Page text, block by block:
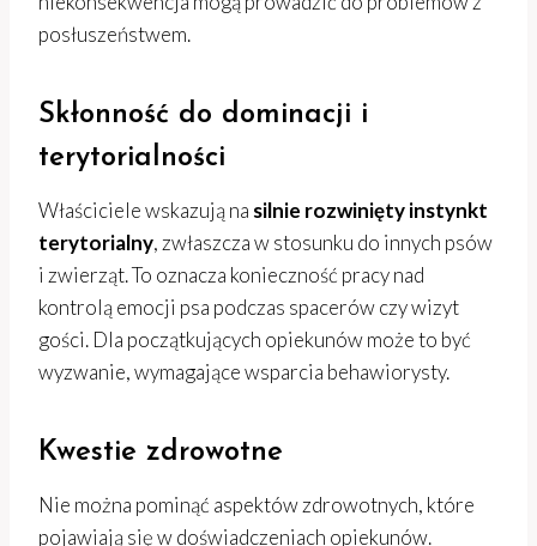
posłuszeństwem.
Skłonność do dominacji i
terytorialności
Właściciele wskazują na silnie rozwinięty instynkt
terytorialny, zwłaszcza w stosunku do innych psów
i zwierząt. To oznacza konieczność pracy nad
kontrolą emocji psa podczas spacerów czy wizyt
gości. Dla początkujących opiekunów może to być
wyzwanie, wymagające wsparcia behawiorysty.
Kwestie zdrowotne
Nie można pominąć aspektów zdrowotnych, które
pojawiają się w doświadczeniach opiekunów.